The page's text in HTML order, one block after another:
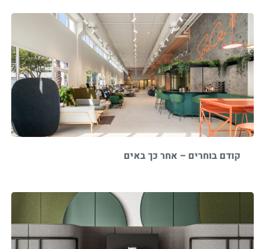
קודם בוחרים – אחר כך באים